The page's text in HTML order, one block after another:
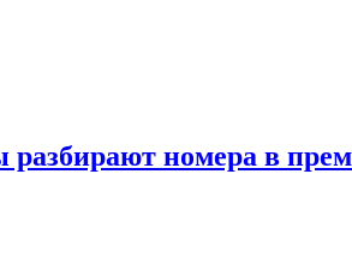
номера в